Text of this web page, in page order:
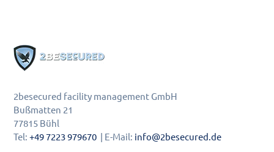
2besecured facility management GmbH
Bußmatten 21
77815 Bühl
Tel:+49 7223 979670 | E-Mail: info@2besecured.de